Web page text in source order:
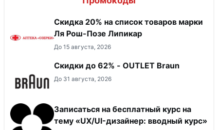
Скидка 20% на список товаров марки
Ля Рош-Позе Липикар
До 15 августа, 2026
Скидки до 62% - OUTLET Braun
До 31 августа, 2026
Записаться на бесплатный курс на
тему «UX/UI-дизайнер: вводный курс»